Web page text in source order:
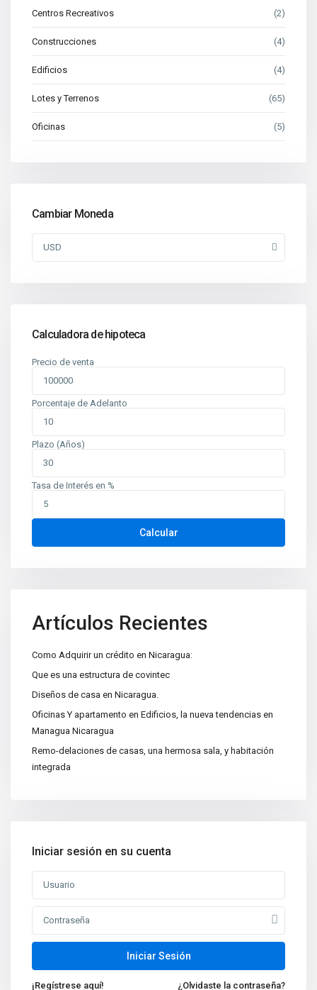
Centros Recreativos (2)
Construcciones (4)
Edificios (4)
Lotes y Terrenos (65)
Oficinas (5)
Cambiar Moneda
USD
Calculadora de hipoteca
Precio de venta
Porcentaje de Adelanto
Plazo (Años)
Tasa de Interés en %
Calcular
Artículos Recientes
Como Adquirir un crédito en Nicaragua:
Que es una estructura de covintec
Diseños de casa en Nicaragua.
Oficinas Y apartamento en Edificios, la nueva tendencias en
Managua Nicaragua
Remo-delaciones de casas, una hermosa sala, y habitación
integrada
Iniciar sesión en su cuenta
Iniciar Sesión
¡Regístrese aquí! ¿Olvidaste la contraseña?
Contáctenos
Planes de Altamira, del TipTop 250m al oeste. Edificio Mina
oficina 6
Categorías
Bodegas(3)
Casa|Quinta(11)
Casas(86)
Lotes y Terrenos(65)
Oficinas(5)
Nuevas propiedades
Venta de Casa de Lujo en